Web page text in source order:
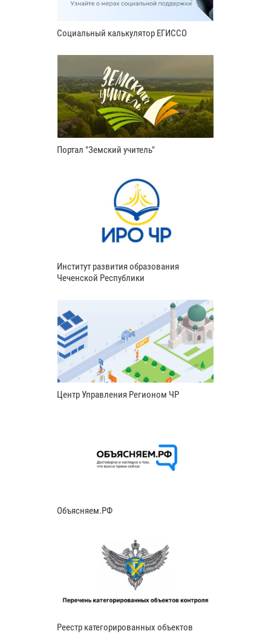
Социальный калькулятор ЕГИССО
Портал "Земский учитель"
Институт развития образования
Чеченской Республики
Центр Управления Регионом ЧР
Объясняем.РФ
Реестр категорированных объектов